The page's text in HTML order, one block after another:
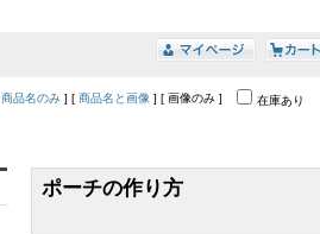
商品名のみ ] [ 商品名と画像 ] [ 画像のみ ] 在庫あり
ポーチの作り方